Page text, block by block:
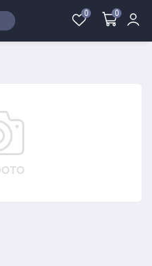
0 0
Войти Регистрация